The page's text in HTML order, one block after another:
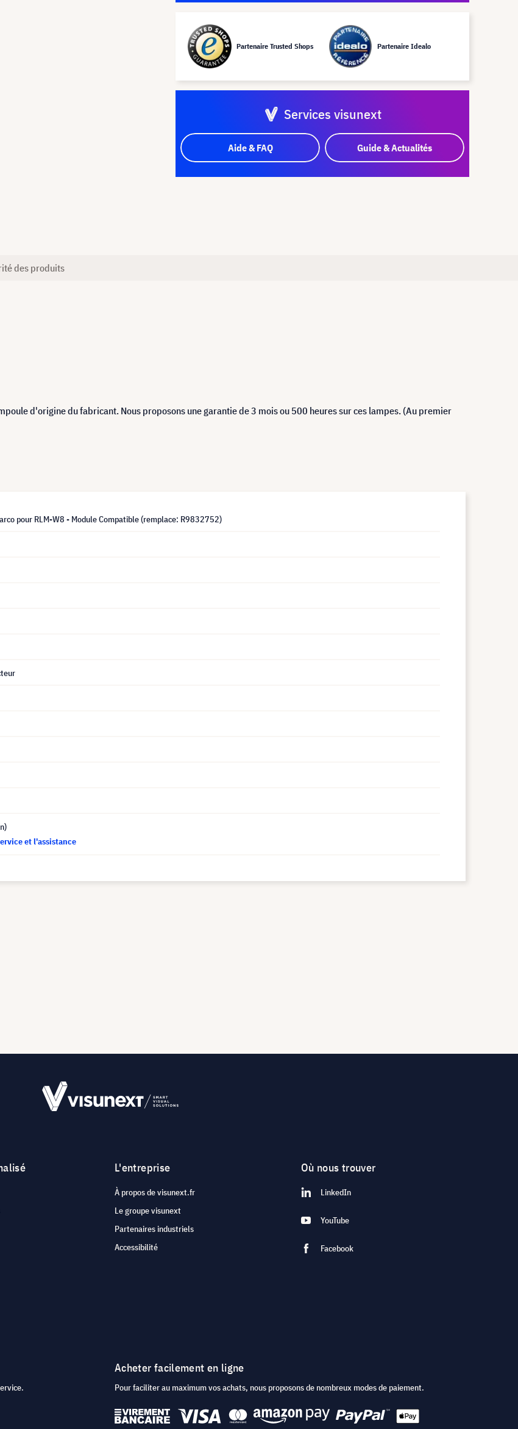
Partenaire Trusted Shops Partenaire Idealo
Services visunext
Aide & FAQ Guide & Actualités
des produits
d'origine du fabricant. Nous proposons une garantie de 3 mois ou 500 heures sur ces lampes. (Au premier
pour RLM-W8 - Module Compatible (remplace: R9832752)
et l'assistance
L'entreprise
À propos de visunext.fr
Le groupe visunext
Partenaires industriels
Accessibilité
Où nous trouver
LinkedIn
YouTube
Facebook
Acheter facilement en ligne
Pour faciliter au maximum vos achats, nous proposons de nombreux modes de paiement.